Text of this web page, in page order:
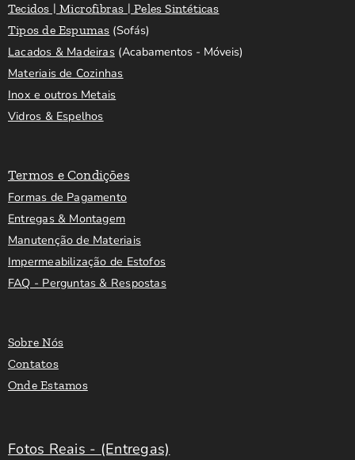
Tecidos | Microfibras | Peles Sintéticas
Tipos de Espumas (Sofás)
Lacados & Madeiras(Acabamentos - Móveis)
Materiais de Cozinhas
Inox e outros Metais
Vidros & Espelhos
Termos e Condições
Formas de Pagamento
Entregas & Montagem
Manutenção de Materiais
Impermeabilização de Estofos
FAQ - Perguntas & Respostas
Sobre Nós
Contatos
Onde Estamos
Fotos Reais - (Entregas)